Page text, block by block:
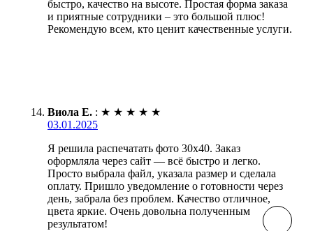
быстро, качество на высоте. Простая форма заказа
и приятные сотрудники – это большой плюс!
Рекомендую всем, кто ценит качественные услуги.
Виола Е. : ★ ★ ★ ★ ★
03.01.2025
Я решила распечатать фото 30х40. Заказ
оформляла через сайт — всё быстро и легко.
Просто выбрала файл, указала размер и сделала
оплату. Пришло уведомление о готовности через
день, забрала без проблем. Качество отличное,
цвета яркие. Очень довольна полученным
результатом!